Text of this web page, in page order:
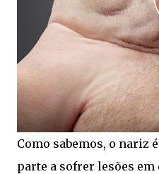
Como sabemos, o nariz
parte a sofrer lesões